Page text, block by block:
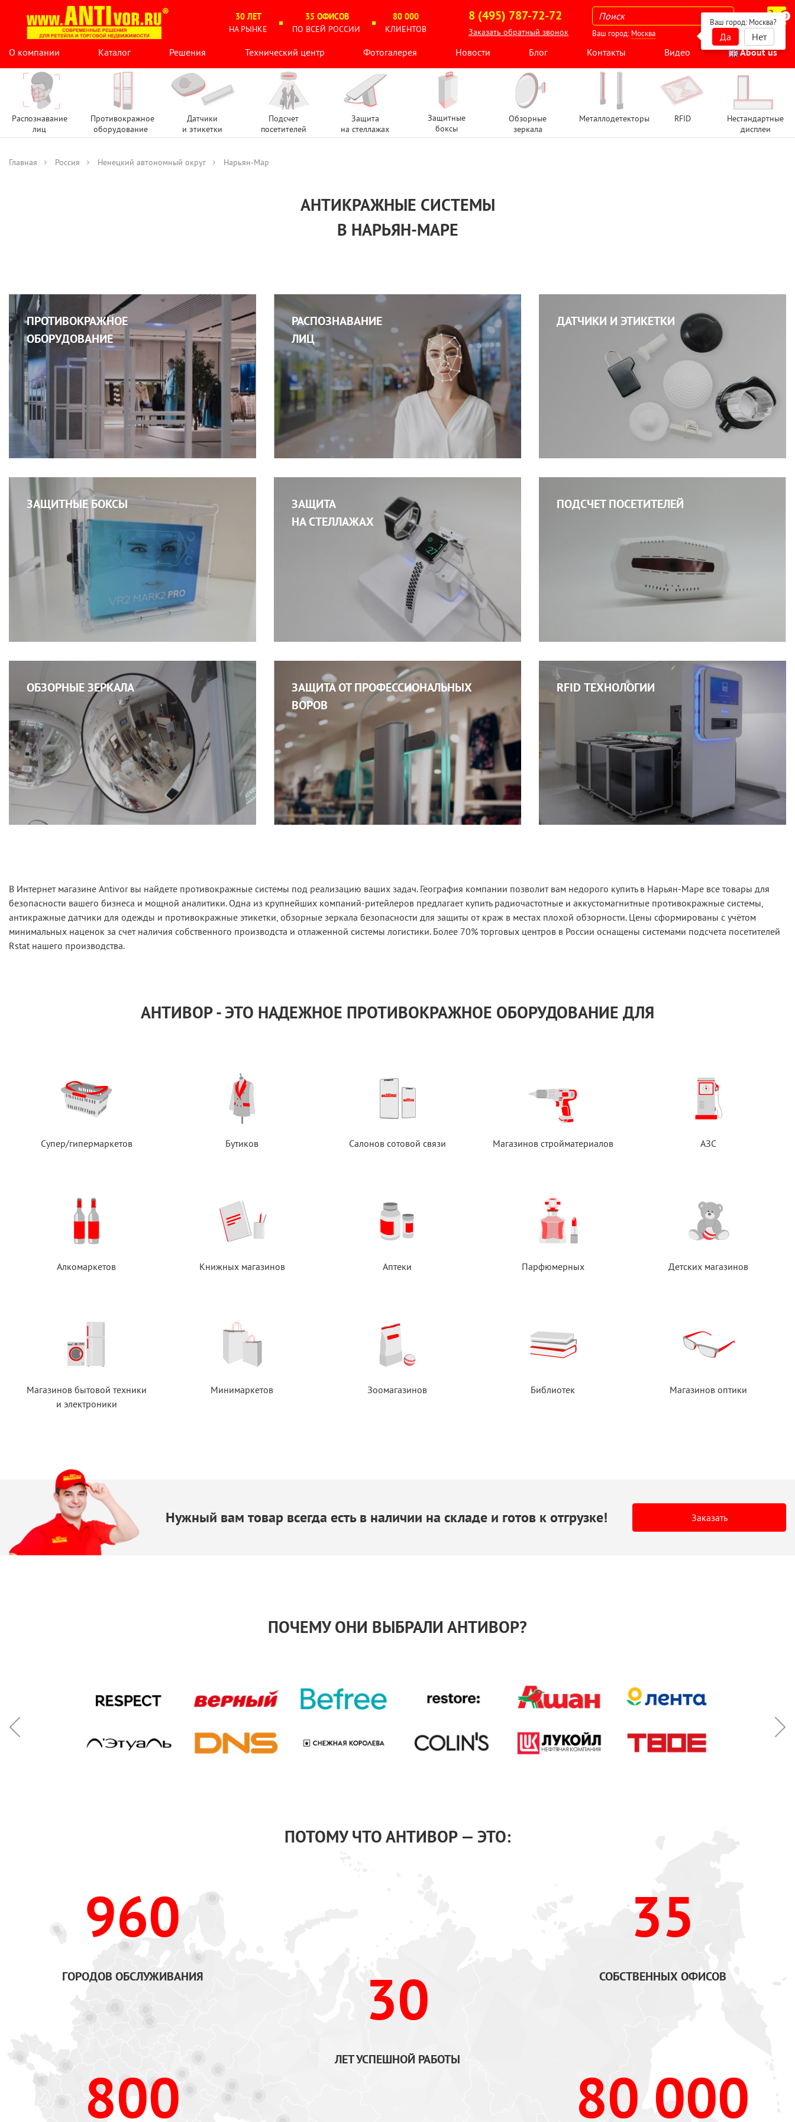
30 ЛЕТ
НА РЫНКЕ
35 ОФИСОВ
ПО ВСЕЙ РОССИИ
80 000
КЛИЕНТОВ
8 (495) 787-72-72
Заказать обратный звонок
0
Ваш город: Москва
Ваш город: Москва?
Да
Нет
О компании
Каталог Решения Технический центр Фотогалерея Новости Блог Контакты Видео About us
Распознавание
лиц
Противокражное
оборудование
Датчики
и этикетки
Подсчет
посетителей
Защита
на стеллажах
Защитные
боксы
Обзорные
зеркала
Металлодетекторы RFID
Нестандартные
дисплеи
Главная Россия Ненецкий автономный округ Нарьян-Мар
АНТИКРАЖНЫЕ СИСТЕМЫ
В НАРЬЯН-МАРЕ
ПРОТИВОКРАЖНОЕ
ОБОРУДОВАНИЕ
РАСПОЗНАВАНИЕ
ЛИЦ
ДАТЧИКИ И ЭТИКЕТКИ
ЗАЩИТНЫЕ БОКСЫ
ЗАЩИТА
НА СТЕЛЛАЖАХ
ПОДСЧЕТ ПОСЕТИТЕЛЕЙ
ОБЗОРНЫЕ ЗЕРКАЛА
ЗАЩИТА ОТ ПРОФЕССИОНАЛЬНЫХ
ВОРОВ
RFID ТЕХНОЛОГИИ
В Интернет магазине Antivor вы найдете противокражные системы под реализацию ваших задач. География компании позволит вам недорого купить в Нарьян-Маре все товары для
безопасности вашего бизнеса и мощной аналитики. Одна из крупнейших компаний-ритейлеров предлагает купить радиочастотные и аккустомагнитные противокражные системы,
антикражные датчики для одежды и противокражные этикетки, обзорные зеркала безопасности для защиты от краж в местах плохой обзорности. Цены сформированы с учётом
минимальных наценок за счет наличия собственного производста и отлаженной системы логистики. Более 70% торговых центров в России оснащены системами подсчета посетителей
Rstat нашего производства.
АНТИВОР - ЭТО НАДЕЖНОЕ ПРОТИВОКРАЖНОЕ ОБОРУДОВАНИЕ ДЛЯ
Супер/гипермаркетов Бутиков Салонов сотовой связи Магазинов стройматериалов АЗС
Алкомаркетов Книжных магазинов Аптеки Парфюмерных Детских магазинов
Магазинов бытовой техники
и электроники
Минимаркетов Зоомагазинов Библиотек Магазинов оптики
Нужный вам товар всегда естьв наличии на складе и готов к отгрузке! Заказать
ПОЧЕМУ ОНИ ВЫБРАЛИ АНТИВОР?
ПОТОМУ ЧТО АНТИВОР — ЭТО:
960
ГОРОДОВ ОБСЛУЖИВАНИЯ
800
30
ЛЕТ УСПЕШНОЙ РАБОТЫ
35
СОБСТВЕННЫХ ОФИСОВ
80 000